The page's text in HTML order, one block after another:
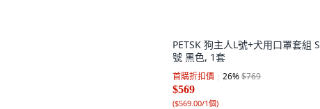
PETSK 狗主人L號+犬用口罩套組 S
號 黑色, 1套
首購折扣價 26%$769
$569
($569.00/1個)